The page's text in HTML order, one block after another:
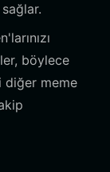
böylece
diğer meme